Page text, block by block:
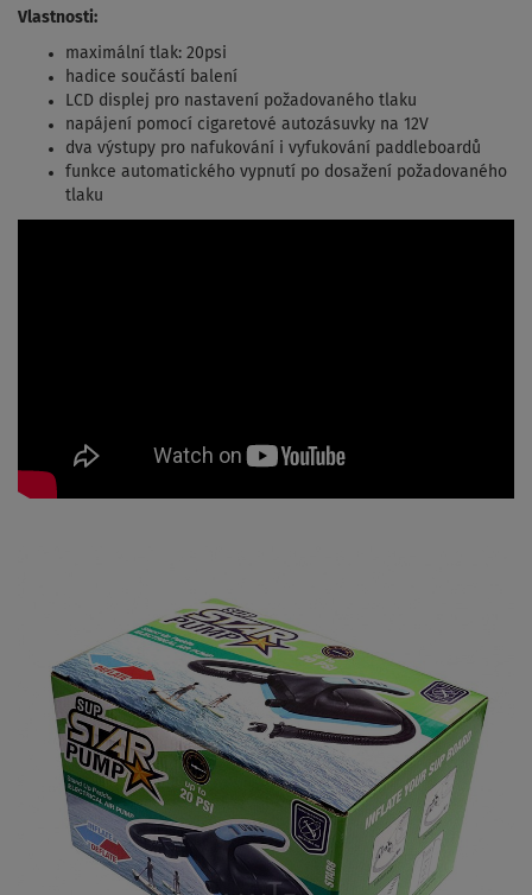
Vlastnosti:
maximální tlak: 20psi
hadice součástí balení
LCD displej pro nastavení požadovaného tlaku
napájení pomocí cigaretové autozásuvky na 12V
dva výstupy pro nafukování i vyfukování paddleboardů
funkce automatického vypnutí po dosažení požadovaného
tlaku